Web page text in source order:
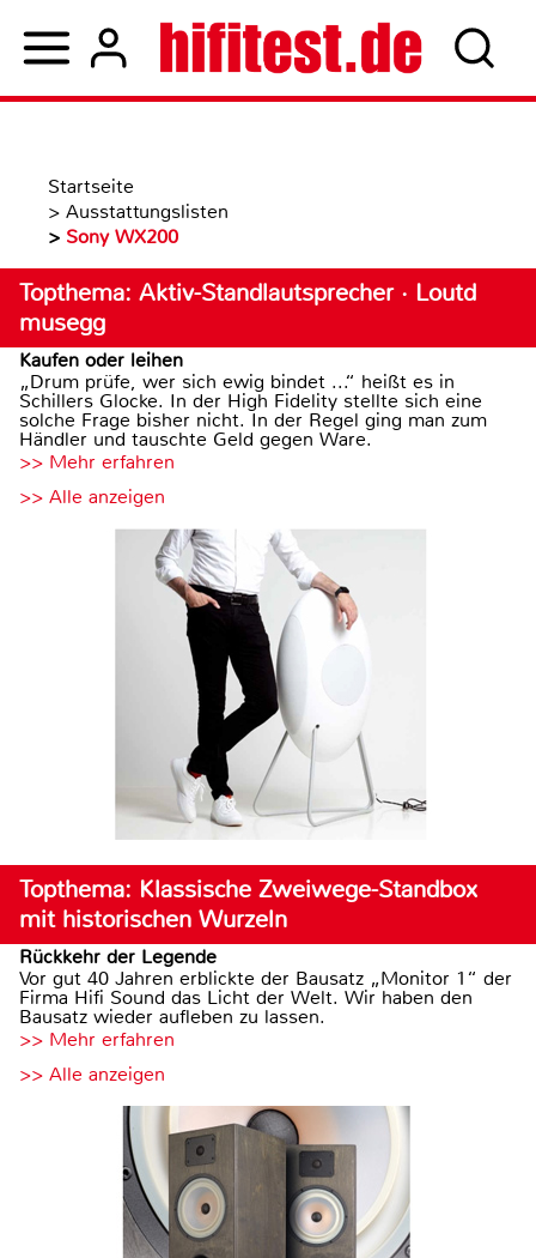
Startseite
> Ausstattungslisten
> Sony WX200
Topthema: Aktiv-Standlautsprecher · Loutd
musegg
Kaufen oder leihen
„Drum prüfe, wer sich ewig bindet ...“ heißt es in
Schillers Glocke. In der High Fidelity stellte sich eine
solche Frage bisher nicht. In der Regel ging man zum
Händler und tauschte Geld gegen Ware.
>> Mehr erfahren
>> Alle anzeigen
Topthema: Klassische Zweiwege-Standbox
mit historischen Wurzeln
Rückkehr der Legende
Vor gut 40 Jahren erblickte der Bausatz „Monitor 1“ der
Firma Hifi Sound das Licht der Welt. Wir haben den
Bausatz wieder aufleben zu lassen.
>> Mehr erfahren
>> Alle anzeigen